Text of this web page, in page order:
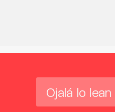
Ojalá lo lean